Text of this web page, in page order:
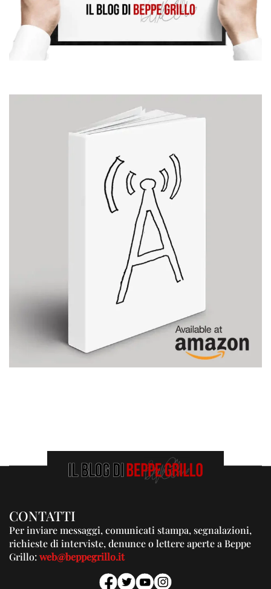
CONTATTI
Per inviare messaggi, comunicati stampa, segnalazioni,
richieste di interviste, denunce o lettere aperte a Beppe
Grillo:web@beppegrillo.it